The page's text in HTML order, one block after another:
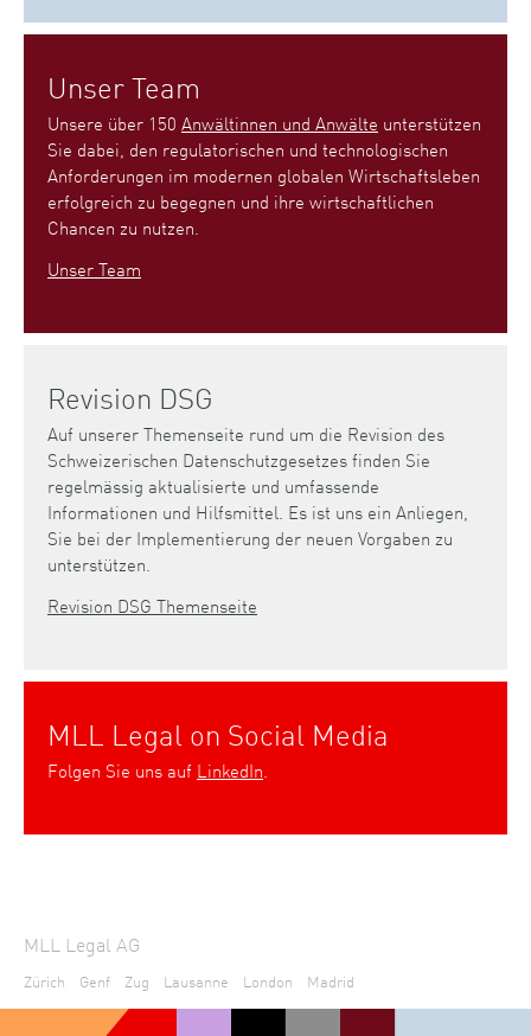
Unser Team
Unsere über 150 Anwältinnen und Anwälte unterstützen
Sie dabei, den regulatorischen und technologischen
Anforderungen im modernen globalen Wirtschaftsleben
erfolgreich zu begegnen und ihre wirtschaftlichen
Chancen zu nutzen.
Unser Team
Revision DSG
Auf unserer Themenseite rund um die Revision des
Schweizerischen Datenschutzgesetzes finden Sie
regelmässig aktualisierte und umfassende
Informationen und Hilfsmittel. Es ist uns ein Anliegen,
Sie bei der Implementierung der neuen Vorgaben zu
unterstützen.
Revision DSG Themenseite
MLL Legal on Social Media
Folgen Sie uns auf LinkedIn.
MLL Legal AG
Zürich Genf Zug Lausanne London Madrid